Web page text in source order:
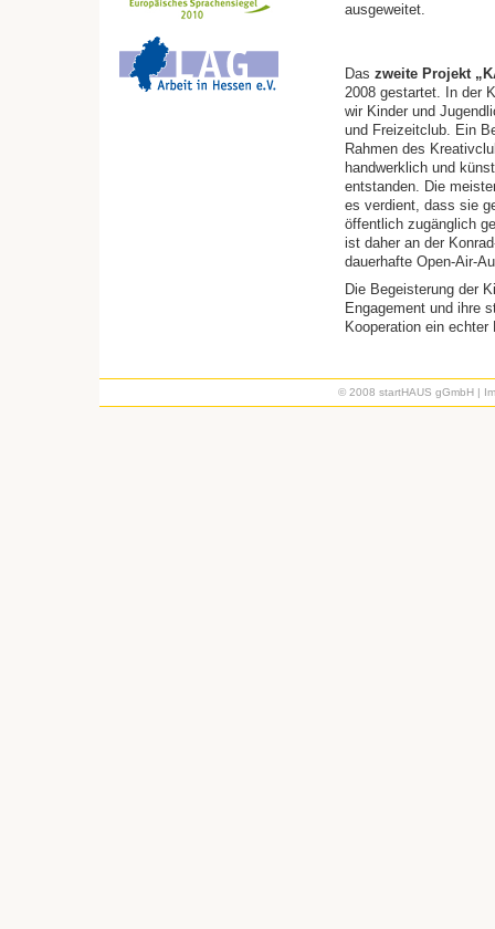
ausgeweitet.
Das zweite Projekt
2008 gestartet. In der
wir Kinder und
und Freizeitclub. Ein
Rahmen des
handwerklich und
entstanden. Die
es verdient, dass sie
öffentlich zugänglich
ist daher an der
dauerhafte Open-Air-
Die Begeisterung der
Engagement und ihre
Kooperation ein echter
© 2008 startHAUS gGmbH |